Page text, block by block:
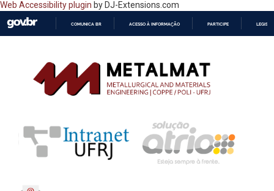
Web Accessibility plugin by DJ-Extensions.com
CONTEÚDO
COMUNICA BR ACESSO À INFORMAÇÃO PARTICIPE